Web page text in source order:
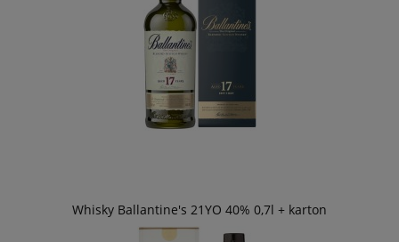
Whisky Ballantine's 21YO 40% 0,7l + karton